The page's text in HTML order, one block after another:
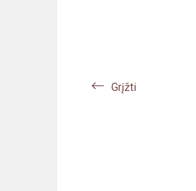
Grįžti